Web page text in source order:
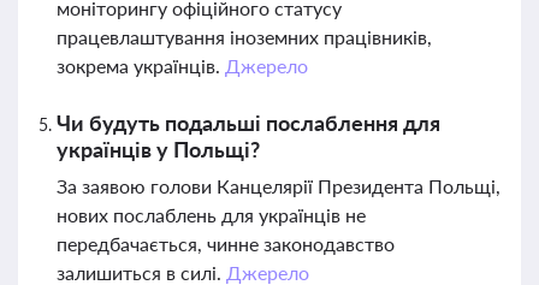
моніторингу офіційного статусу
працевлаштування іноземних працівників,
зокрема українців. Джерело
Чи будуть подальші послаблення для
українців у Польщі?
За заявою голови Канцелярії Президента Польщі,
нових послаблень для українців не
передбачається, чинне законодавство
залишиться в силі. Джерело